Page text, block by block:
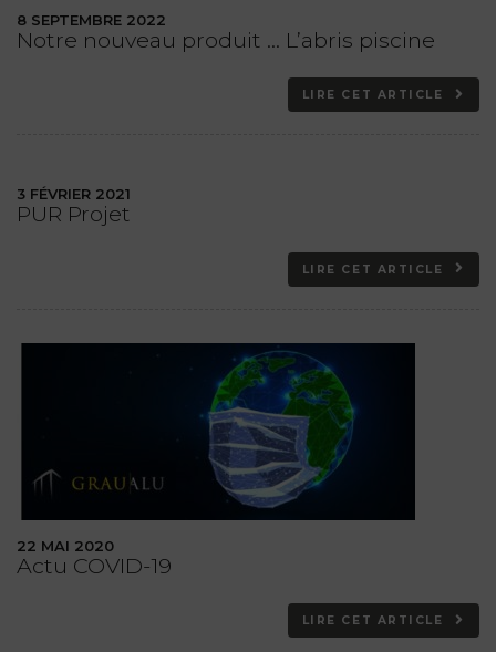
8 SEPTEMBRE 2022
Notre nouveau produit … L’abris piscine
LIRE CET ARTICLE
3 FÉVRIER 2021
PUR Projet
LIRE CET ARTICLE
22 MAI 2020
Actu COVID-19
LIRE CET ARTICLE